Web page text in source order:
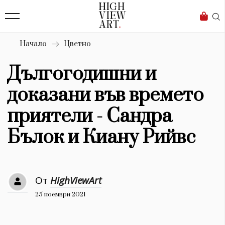
Бизнес
Мода
Dialogue
Изкуство
4340
Красота
777
Дизайн
1272
Начало Цветно
Дългогодишни и
доказани във времето
приятели - Сандра
Бълок и Киану Рийвс
От HighViewArt
25 ноември 2021